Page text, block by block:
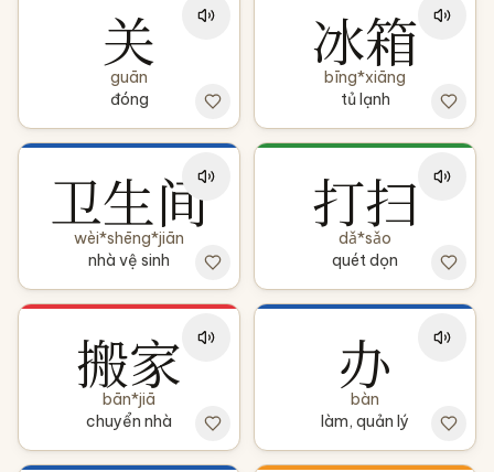
关
guān
đóng
冰箱
bīng*xiāng
tủ lạnh
卫生间
wèi*shēng*jiān
nhà vệ sinh
打扫
dǎ*sǎo
quét dọn
搬家
bān*jiā
chuyển nhà
办
bàn
làm, quản lý